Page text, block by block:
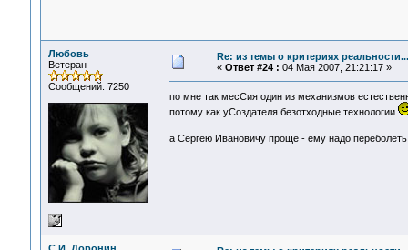
Любовь
Ветеран
Сообщений: 7250
Re: из темы о критериях реальности...
« Ответ #24 : 04 Мая 2007, 21:21:17 »
по мне так месСия один из механизмов
потому как уСоздателя безотходные технологии
а Сергею Ивановичу проще - ему надо